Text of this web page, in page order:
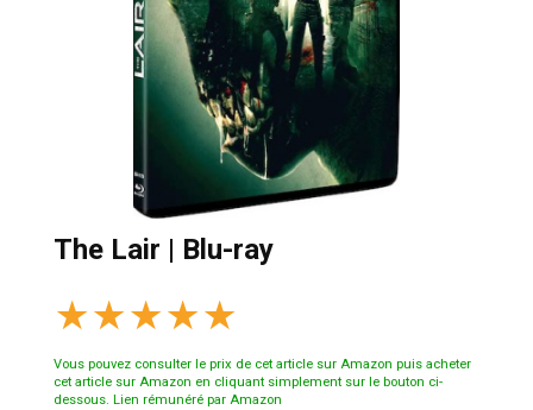
The Lair | Blu-ray
★★★★★
Vous pouvez consulter le prix de cet article sur Amazon puis acheter
cet article sur Amazon en cliquant simplement sur le bouton ci-
dessous. Lien rémunéré par Amazon